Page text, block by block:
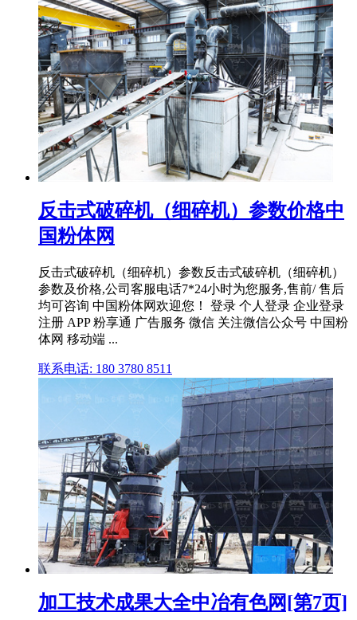
反击式破碎机（细碎机）参数价格中
国粉体网
反击式破碎机（细碎机）参数反击式破碎机（细碎机）
参数及价格,公司客服电话7*24小时为您服务,售前/ 售后
均可咨询 中国粉体网欢迎您！ 登录 个人登录 企业登录
注册 APP 粉享通 广告服务 微信 关注微信公众号 中国粉
体网 移动端 ...
联系电话: 180 3780 8511
加工技术成果大全中冶有色网[第7页]